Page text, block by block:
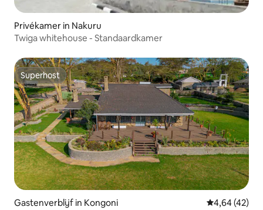
Privékamer in Nakuru
Twiga whitehouse - Standaardkamer
Superhost
Superhost
Gastenverblijf in Kongoni Gemiddelde
4,64 (42)